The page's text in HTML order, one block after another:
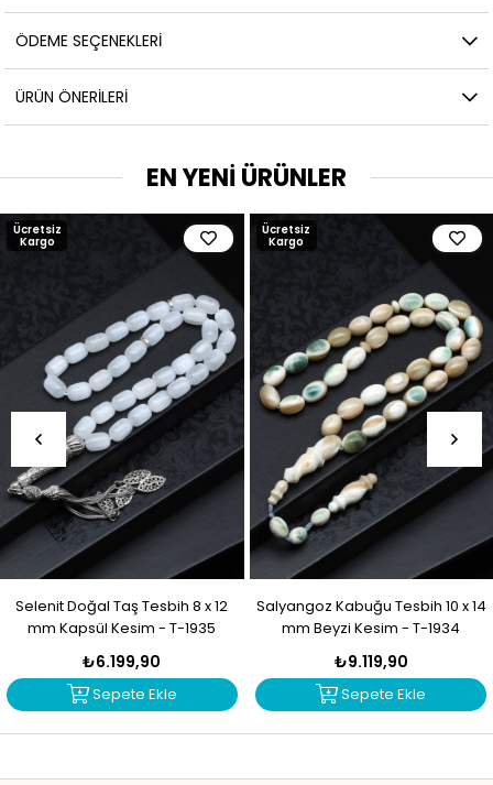
ÖDEME SEÇENEKLERI
ÜRÜN ÖNERILERI
EN YENİ ÜRÜNLER
Selenit Doğal Taş Tesbih 8 x 12
mm Kapsül Kesim - T-1935
₺6.199,90
Sepete Ekle
Ücretsiz
Kargo
Salyangoz Kabuğu Tesbih 10 x 14
mm Beyzi Kesim - T-1934
₺9.119,90
Sepete Ekle
Ücretsiz
Kargo